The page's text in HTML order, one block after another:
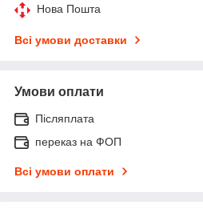
Нова Пошта
Всі умови доставки
Умови оплати
Післяплата
переказ на ФОП
Всі умови оплати